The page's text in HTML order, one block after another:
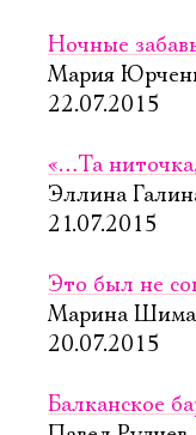
Ночные
Мария
22.07.2015
«…Та
Эллина
21.07.2015
Это был не
Марина
20.07.2015
Балканское